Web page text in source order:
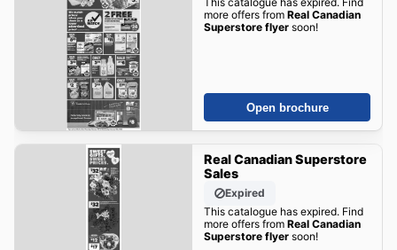
more offers from Real Canadian
Superstore flyersoon!
Open brochure
Real Canadian Superstore
Sales
Expired
This catalogue has expired. Find
more offers from Real Canadian
Superstore flyersoon!